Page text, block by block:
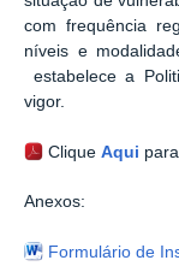
com frequência
níveis e
estabelece a
vigor.
Clique Aqui
Anexos:
Formulário de